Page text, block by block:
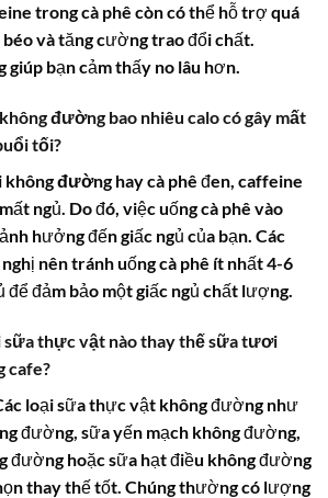
trong cà phê còn có thể hỗ trợ quá
và tăng cường trao đổi chất.
giúp bạn cảm thấy no lâu hơn.
đường bao nhiêu calocó gây mất
tối?
đườnghay cà phê đen, caffeine
ngủ. Do đó, việc uống cà phê vào
hưởng đến giấc ngủ của bạn. Các
nên tránh uống cà phê ít nhất 4-6
đảm bảo một giấc ngủ chất lượng.
sữa thực vật nào thay thế sữa tươi
cafe?
loại sữa thực vật không đường như
đường, sữa yến mạch không đường,
đường hoặc sữa hạt điều không đường
thay thế tốt. Chúng thường có lượng